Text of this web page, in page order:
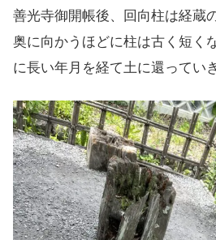
善光寺御開帳後、回向柱は経蔵
奥に向かうほどに柱は古く短く
に長い年月を経て土に還ってい